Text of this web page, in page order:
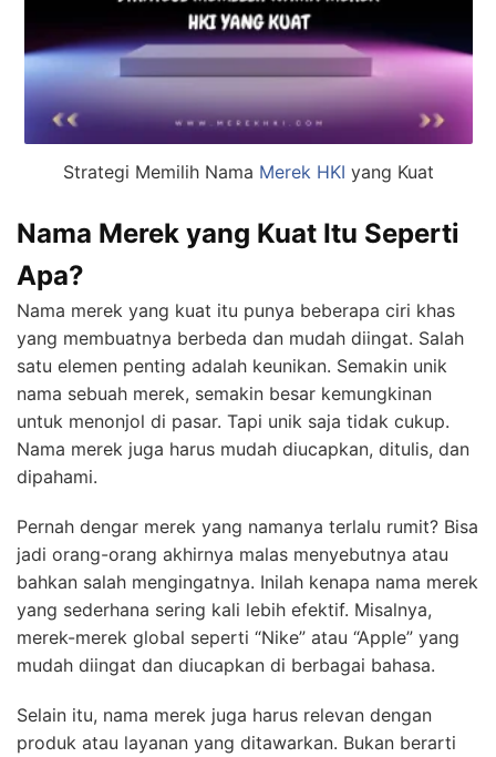
Strategi Memilih Nama Merek HKI yang Kuat
Nama Merek yang Kuat Itu Seperti
Apa?
Nama merek yang kuat itu punya beberapa ciri khas
yang membuatnya berbeda dan mudah diingat. Salah
satu elemen penting adalah keunikan. Semakin unik
nama sebuah merek, semakin besar kemungkinan
untuk menonjol di pasar. Tapi unik saja tidak cukup.
Nama merek juga harus mudah diucapkan, ditulis, dan
dipahami.
Pernah dengar merek yang namanya terlalu rumit? Bisa
jadi orang-orang akhirnya malas menyebutnya atau
bahkan salah mengingatnya. Inilah kenapa nama merek
yang sederhana sering kali lebih efektif. Misalnya,
merek-merek global seperti “Nike” atau “Apple” yang
mudah diingat dan diucapkan di berbagai bahasa.
Selain itu, nama merek juga harus relevan dengan
produk atau layanan yang ditawarkan. Bukan berarti